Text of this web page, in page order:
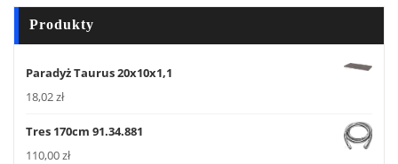
Produkty
Paradyż Taurus 20x10x1,1
18,02zł
Tres 170cm 91.34.881
110,00zł